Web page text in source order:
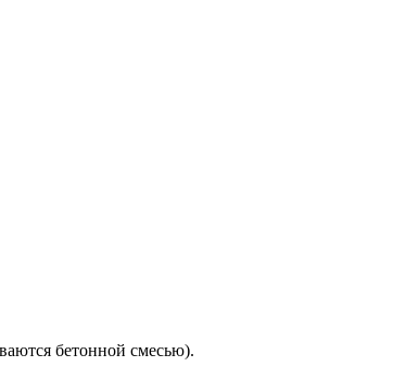
бетонной смесью).